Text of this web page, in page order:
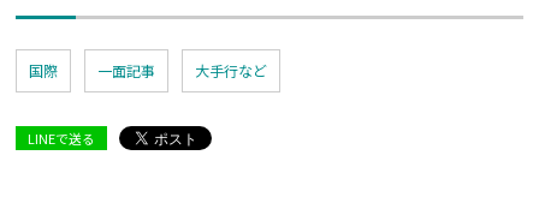
国際 一面記事 大手行など
LINEで送る